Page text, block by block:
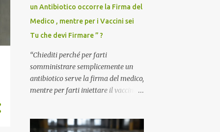
un Antibiotico occorre la Firma del
Medico , mentre per i Vaccini sei
Tu che devi Firmare ” ?
“Chiediti perché per farti
somministrare semplicemente un
antibiotico serve la firma del medico,
mentre per farti iniettare il vaccino
liberatoria di responsabilità. ” È una